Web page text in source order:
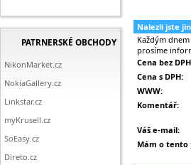
PATRNERSKÉ OBCHODY
NikonMarket.cz
NokiaGallery.cz
Linkstar.cz
myKrusell.cz
SoEasy.cz
Direto.cz
Nalezli jste
Každým
prosíme
Cena bez
Cena s DPH:
WWW:
Komentář:
Váš e-mail:
Mám o tento